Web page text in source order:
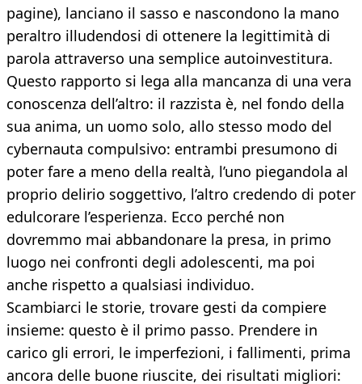
pagine), lanciano il sasso e nascondono la mano
peraltro illudendosi di ottenere la legittimità di
parola attraverso una semplice autoinvestitura.
Questo rapporto si lega alla mancanza di una vera
conoscenza dell’altro: il razzista è, nel fondo della
sua anima, un uomo solo, allo stesso modo del
cybernauta compulsivo: entrambi presumono di
poter fare a meno della realtà, l’uno piegandola al
proprio delirio soggettivo, l’altro credendo di poter
edulcorare l’esperienza. Ecco perché non
dovremmo mai abbandonare la presa, in primo
luogo nei confronti degli adolescenti, ma poi
anche rispetto a qualsiasi individuo.
Scambiarci le storie, trovare gesti da compiere
insieme: questo è il primo passo. Prendere in
carico gli errori, le imperfezioni, i fallimenti, prima
ancora delle buone riuscite, dei risultati migliori: